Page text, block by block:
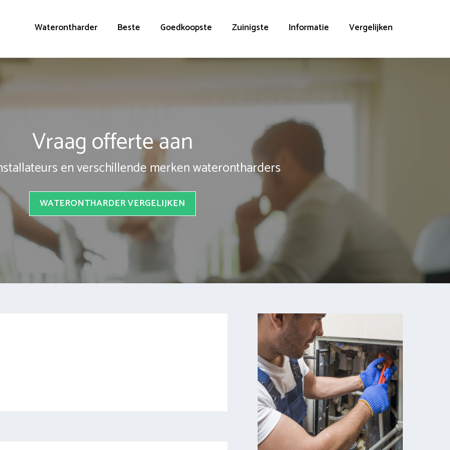
Waterontharder Beste Goedkoopste Zuinigste Informatie Vergelijken
Vraag offerte aan
en verschillende merken waterontharders
WATERONTHARDER VERGELIJKEN